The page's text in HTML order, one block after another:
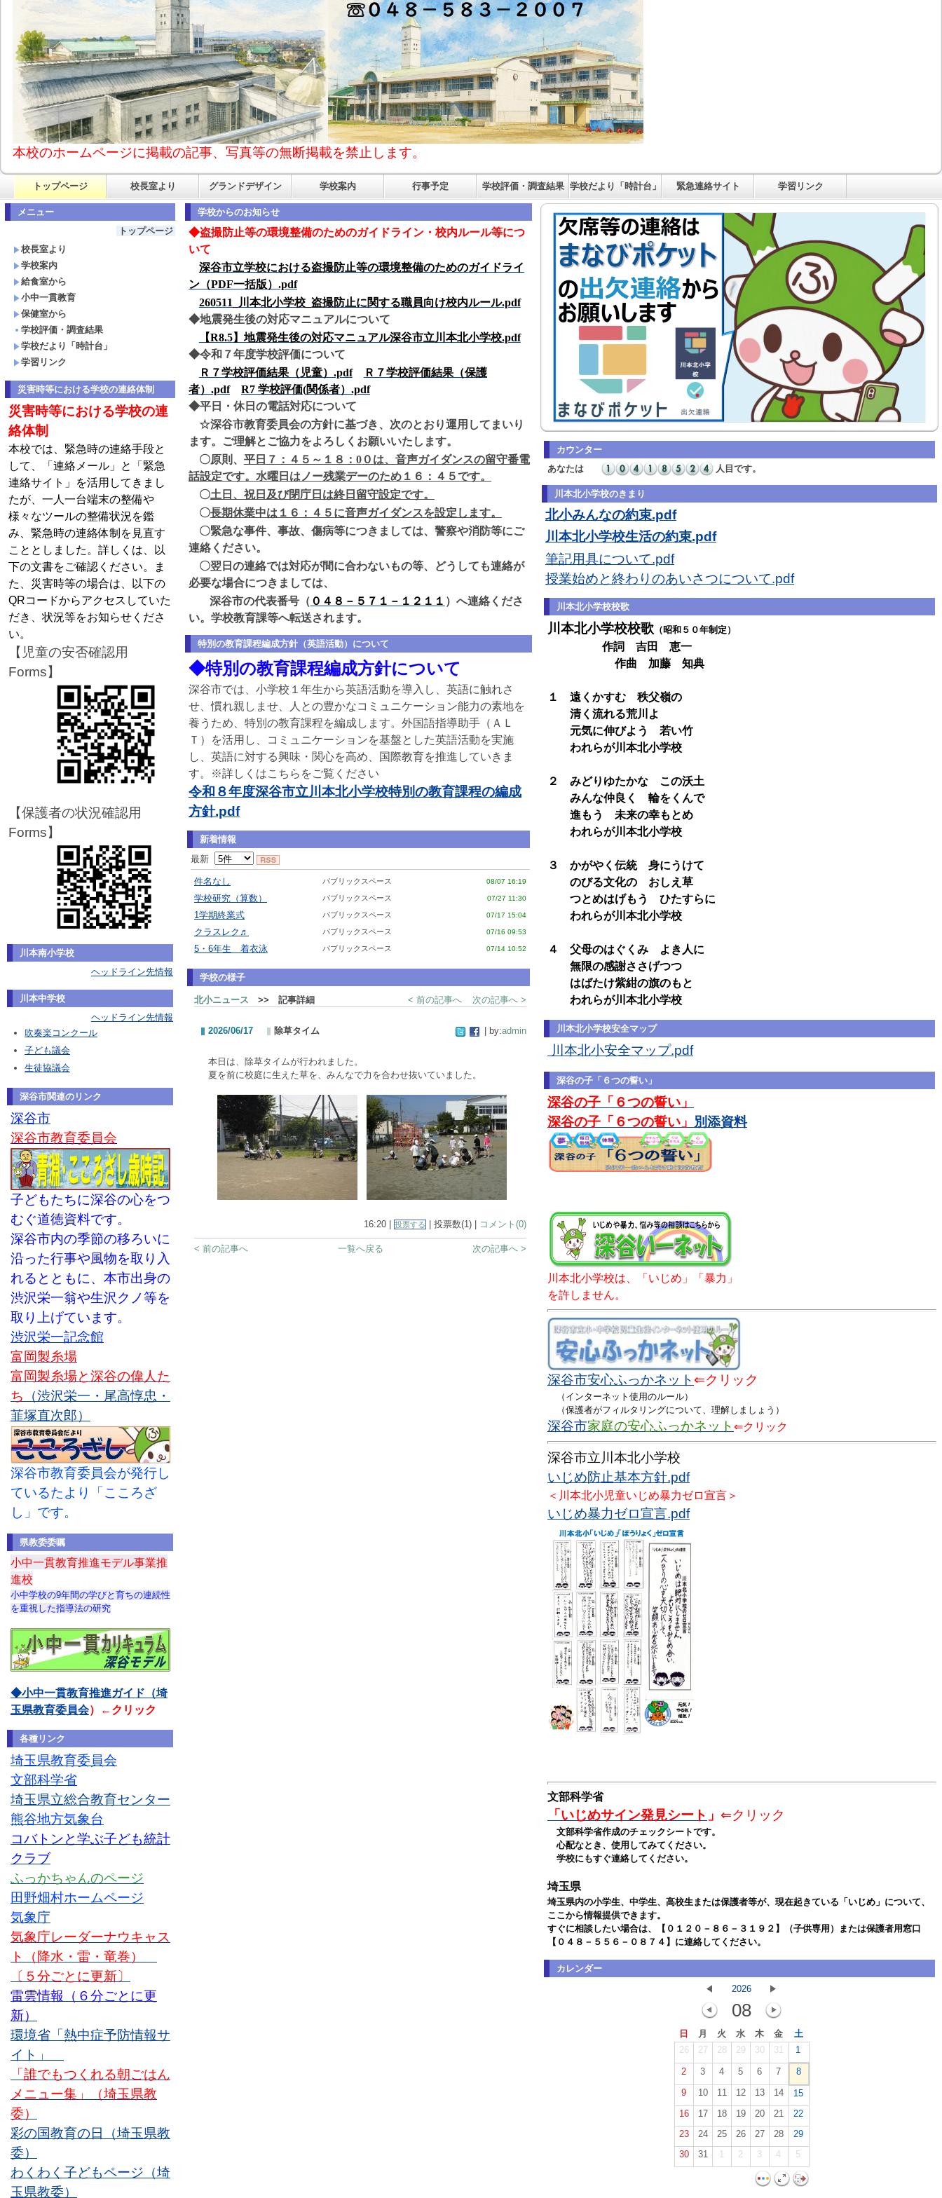
本校のホームページに掲載の記事、写真等の無断掲載を禁止します。
トップページ 校長室より グランドデザイン 学校案内 行事予定 学校評価・調査結果 学校だより「時計台」 緊急連絡サイト 学習リンク
メニュー
トップページ
校長室より
学校案内
給食室から
小中一貫教育
保健室から
学校評価・調査結果
学校だより「時計台」
学習リンク
災害時等における学校の連絡体制
災害時等における学校の連
絡体制
本校では、緊急時の連絡手段と
して、「連絡メール」と「緊急
連絡サイト」を活用してきまし
たが、一人一台端末の整備や
様々なツールの整備状況を鑑
み、緊急時の連絡体制を見直す
こととしました。詳しくは、以
下の文書をご確認ください。ま
た、災害時等の場合は、以下の
QRコードからアクセスしていた
だき、状況等をお知らせくださ
い。
【児童の安否確認用
Forms】
【保護者の状況確認用
Forms】
川本南小学校
ヘッドライン先情報
川本中学校
ヘッドライン先情報
吹奏楽コンクール
子ども議会
生徒協議会
深谷市関連のリンク
深谷市
深谷市教育委員会
子どもたちに深谷の心をつ
むぐ道徳資料です。
深谷市内の季節の移ろいに
沿った行事や風物を取り入
れるとともに、本市出身の
渋沢栄一翁や生沢クノ等を
取り上げています。
渋沢栄一記念館
富岡製糸場
富岡製糸場と深谷の偉人た
ち （渋沢栄一・尾高惇忠・
韮塚直次郎）
深谷市教育委員会が発行し
ているたより「こころざ
し」です。
県教委委嘱
小中一貫教育推進モデル事業推
進校
小中学校の9年間の学びと育ちの連続性
を重視した指導法の研究
◆小中一貫教育推進ガイド（埼
玉県教育委員会）←クリック
各種リンク
埼玉県教育委員会
文部科学省
埼玉県立総合教育センター
熊谷地方気象台
コバトンと学ぶ子ども統計
クラブ
ふっかちゃんのページ
田野畑村ホームページ
気象庁
気象庁レーダーナウキャス
ト（降水・雷・竜巻）
〔５分ごとに更新〕
雷雲情報（６分ごとに更
新）
環境省「熱中症予防情報サ
イト」
「誰でもつくれる朝ごはん
メニュー集」（埼玉県教
委）
彩の国教育の日
（埼玉県教
委）
わくわく子どもページ （埼
玉県教委）
学校からのお知らせ
◆盗撮防止等の環境整備のためのガイドライン・校内ルール等につ
いて
深谷市立学校における盗撮防止等の環境整備のためのガイドライ
ン（PDF一括版）.pdf
260511_
川本北小学校_ 盗撮防止に関する職員向け校内ルール.pdf
◆地震発生後の対応マニュアルについて
【R8.5】地震発生後の対応マニュアル深谷市立川本北小学校.pdf
◆令和７年度学校評価について
Ｒ７学校評価結果（児童）.pdf
Ｒ７学校評価結果（保護
者）.pdf
R7 学校評価(関係者）.pdf
◆平日・休日の電話対応について
☆深谷市教育委員会の方針に基づき、次のとおり運用してまいり
ます。
ご理解とご協力をよろしくお願いいたします。
〇原則、 平日７：４５～１８： 0０は、 音声ガイダンスの留守番電
話設定です。 水曜日はノー残業デーのため１６：４５です。
〇土日、祝日及び閉庁日は終日留守設定です。
〇長期休業中は１６：４５に音声ガイダンスを設定します。
〇緊急な事件、事故、傷病等につきましては、警察や消防等にご
連絡ください。
〇翌日の連絡では対応が間に合わないもの等、どうしても連絡が
必要な場合につきましては、
深谷市の代表番号（ ０４８－５７１－１２１１ ）へ連絡くださ
い。学校教育課等へ転送されます。
特別の教育課程編成方針（英語活動）について
◆特別の教育課程編成方針について
深谷市では、小学校１年生から英語活動を導入し、英語に触れさ
せ、慣れ親しませ、人との豊かなコミュニケーション能力の素地を
養うため、特別の教育課程を編成します。外国語指導助手（ＡＬ
Ｔ）を活用し、コミュニケーションを基盤とした英語活動を実施
し、英語に対する興味・関心を高め、国際教育を推進していきま
す。※詳しくはこちらをご覧ください
令和８年度深谷市立川本北小学校特別の教育課程の編成
方針.pdf
新着情報
最新
件名なし パブリックスペース 08/07 16:19
学校研究（算数） パブリックスペース 07/27 11:30
1学期終業式 パブリックスペース 07/17 15:04
クラスレク♬ パブリックスペース 07/16 09:53
5・6年生 着衣泳 パブリックスペース 07/14 10:52
学校の様子
北小ニュース >> 記事詳細 < 前の記事へ 次の記事へ >
2026/06/17 除草タイム | by:admin
本日は、除草タイムが行われました。
夏を前に校庭に生えた草を、みんなで力を合わせ抜いていました。
16:20 | 投票する | 投票数(1) | コメント(0)
< 前の記事へ 次の記事へ >
一覧へ戻る
カウンター
あなたは
人目です。
川本北小学校のきまり
北小みんなの約束.pdf
川本北小学校生活の約束.pdf
筆記用具について.pdf
授業始めと終わりのあいさつについて.pdf
川本北小学校校歌
川本北小学校校歌 （昭和５０年制定）
作詞 吉田 恵一
作曲 加藤 知典
１ 遠くかすむ 秩父嶺の
清く流れる荒川よ
元気に伸びよう 若い竹
われらが川本北小学校
２ みどりゆたかな この沃土
みんな仲良く 輪をくんで
進もう 未来の幸もとめ
われらが川本北小学校
３ かがやく伝統 身にうけて
のびる文化の おしえ草
つとめはげもう ひたすらに
われらが川本北小学校
４ 父母のはぐくみ よき人に
無限の感謝ささげつつ
はばたけ紫紺の旗のもと
われらが川本北小学校
川本北小学校安全マップ
川本北小安全マップ.pdf
深谷の子「６つの誓い」
深谷の子「６つの誓い」
深谷の子「６つの誓い」 別添資料
川本北小学校は、「いじめ」「暴力」
を許しません。
深谷市安心ふっかネット ⇐クリック
（インターネット使用のルール）
（保護者がフィルタリングについて、理解しましょう）
深谷市家庭の安心ふっかネット ⇐クリック
深谷市立川本北小学校
いじめ防止基本方針.pdf
＜川本北小児童いじめ暴力ゼロ宣言＞
いじめ暴力ゼロ宣言.pdf
文部科学省
「いじめサイン発見シート 」 ⇐クリック
文部科学省作成のチェックシートです。
心配なとき、使用してみてください。
学校にもすぐ連絡してください。
埼玉県
埼玉県内の小学生、中学生、高校生または保護者等が、現在起きている「いじめ」について、
ここから情報提供できます。
すぐに相談したい場合は、【０１２０－８６－３１９２】（子供専用）または保護者用窓口
【０４８－５５６－０８７４】に連絡してください。
カレンダー
2026
08
日 月 火 水 木 金
土
26
27 28 29 30 31 1
2 3 4 5 6 7
8
9
10 11 12 13 14
15
16
17 18 19 20 21
22
23
24 25 26 27 28
29
30
31 1 2 3 4 5